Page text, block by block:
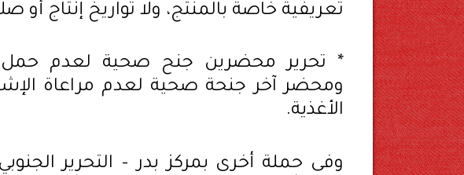
تعريفية خاصة بالمنتج، ولا تواريخ إنتاج أو
* تحرير محضرين جنح صحية لعدم حمل
ومحضر آخر جنحة صحية لعدم مراعاة
الأغذية.
وفى حملة أخرى بمركز بدر – التحرير